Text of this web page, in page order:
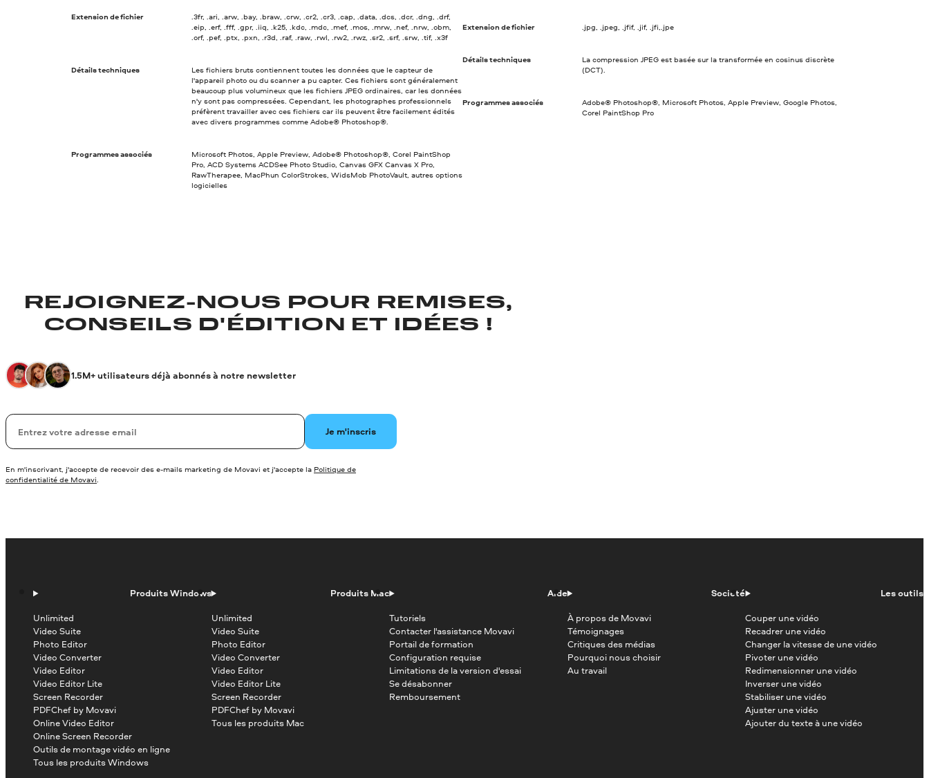
Extension de fichier
.3fr, .ari, .arw, .bay, .braw, .crw, .cr2, .cr3, .cap, .data, .dcs, .dcr, .dng, .drf,
.eip, .erf, .fff, .gpr, .iiq, .k25, .kdc, .mdc, .mef, .mos, .mrw, .nef, .nrw, .obm,
.orf, .pef, .ptx, .pxn, .r3d, .raf, .raw, .rwl, .rw2, .rwz, .sr2, .srf, .srw, .tif, .x3f
Détails techniques
Les fichiers bruts contiennent toutes les données que le capteur de
l'appareil photo ou du scanner a pu capter. Ces fichiers sont généralement
beaucoup plus volumineux que les fichiers JPEG ordinaires, car les données
n'y sont pas compressées. Cependant, les photographes professionnels
préfèrent travailler avec ces fichiers car ils peuvent être facilement édités
avec divers programmes comme Adobe® Photoshop®.
Programmes associés
Microsoft Photos, Apple Preview, Adobe® Photoshop®, Corel PaintShop
Pro, ACD Systems ACDSee Photo Studio, Canvas GFX Canvas X Pro,
RawTherapee, MacPhun ColorStrokes, WidsMob PhotoVault, autres options
logicielles
Extension de fichier .jpg, .jpeg, .jfif, .jif, .jfi,.jpe
Détails techniques
La compression JPEG est basée sur la transformée en cosinus discrète
(DCT).
Programmes associés
Adobe® Photoshop®, Microsoft Photos, Apple Preview, Google Photos,
Corel PaintShop Pro
REJOIGNEZ-NOUS POUR REMISES,
CONSEILS D'ÉDITION ET IDÉES !
1.5M+ utilisateurs déjà abonnés à notre newsletter
Votre adresse de messagerie Je m'inscris
En m'inscrivant, j'accepte de recevoir des e-mails marketing de Movavi et j'accepte la Politique de
confidentialité de Movavi.
Produits Windows
Unlimited
Video Suite
Photo Editor
Video Converter
Video Editor
Video Editor Lite
Screen Recorder
PDFChef by Movavi
Online Video Editor
Online Screen Recorder
Outils de montage vidéo en ligne
Tous les produits Windows
Produits Mac
Unlimited
Video Suite
Photo Editor
Video Converter
Video Editor
Video Editor Lite
Screen Recorder
PDFChef by Movavi
Tous les produits Mac
Aide
Tutoriels
Contacter l'assistance Movavi
Portail de formation
Configuration requise
Limitations de la version d'essai
Se désabonner
Remboursement
Société
À propos de Movavi
Témoignages
Critiques des médias
Pourquoi nous choisir
Au travail
Les outils
Couper une vidéo
Recadrer une vidéo
Changer la vitesse de une vidéo
Pivoter une vidéo
Redimensionner une vidéo
Inverser une vidéo
Stabiliser une vidéo
Ajuster une vidéo
Ajouter du texte à une vidéo